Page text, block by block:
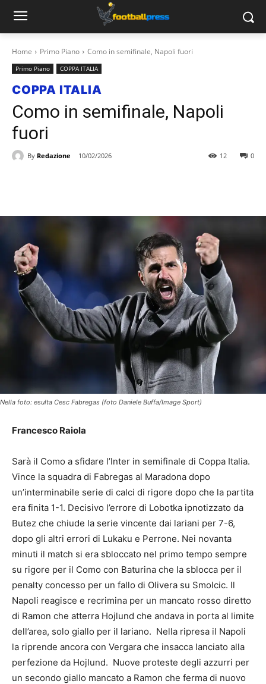
Home Primo Piano Como in semifinale, Napoli fuori
Primo Piano COPPA ITALIA
COPPA ITALIA
Como in semifinale, Napoli
fuori
By Redazione 10/02/2026 0
12
Nella foto: esulta Cesc Fabregas (foto Daniele Buffa/Image Sport)
Francesco Raiola
Sarà il Como a sfidare l’Inter in semifinale di Coppa Italia.
Vince la squadra di Fabregas al Maradona dopo
un’interminabile serie di calci di rigore dopo che la partita
era finita 1-1. Decisivo l’errore di Lobotka ipnotizzato da
Butez che chiude la serie vincente dai lariani per 7-6,
dopo gli altri errori di Lukaku e Perrone. Nei novanta
minuti il match si era sbloccato nel primo tempo sempre
su rigore per il Como con Baturina che la sblocca per il
penalty concesso per un fallo di Olivera su Smolcic. Il
Napoli reagisce e recrimina per un mancato rosso diretto
di Ramon che atterra Hojlund che andava in porta al limite
dell’area, solo giallo per il lariano. Nella ripresa il Napoli
la riprende ancora con Vergara che insacca lanciato alla
perfezione da Hojlund. Nuove proteste degli azzurri per
un secondo giallo mancato a Ramon che ferma di nuovo